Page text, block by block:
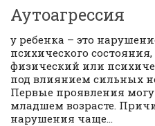
Аутоагрессия
у ребенка – это
психического
физический или
под влиянием сильных
Первые проявления
младшем возрасте.
нарушения чаще...